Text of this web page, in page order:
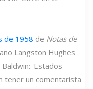
de 1958 de Notas de
Langston Hughes
'Estados
tener un comentarista